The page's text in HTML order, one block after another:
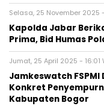
Selasa, 25 November 2025 -
Kapolda Jabar
Prima, Bid Humas
Jumat, 25 April 2025 - 16:01
Jamkeswatch FSPMI
Konkret
Kabupaten Bogor